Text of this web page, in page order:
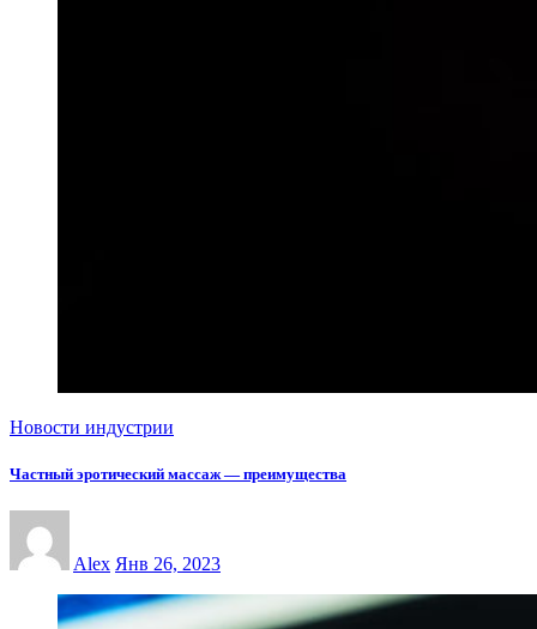
Новости индустрии
Частный эротический массаж — преимущества
Alex Янв 26, 2023